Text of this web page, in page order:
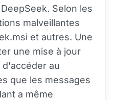
Selon les
malveillantes
et autres. Une
une mise à jour
d'accéder au
que les messages
a même